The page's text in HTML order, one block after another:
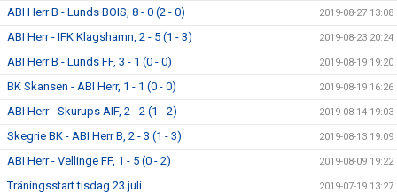
ABI Herr B - Lunds BOIS, 8 - 0 (2 - 0) 2019-08-27 13:08
ABI Herr - IFK Klagshamn, 2 - 5 (1 - 3) 2019-08-23 20:24
ABI Herr B - Lunds FF, 3 - 1 (0 - 0) 2019-08-19 19:20
BK Skansen - ABI Herr, 1 - 1 (0 - 0) 2019-08-19 16:26
ABI Herr - Skurups AIF, 2 - 2 (1 - 2) 2019-08-14 19:03
Skegrie BK - ABI Herr B, 2 - 3 (1 - 3) 2019-08-13 19:09
ABI Herr - Vellinge FF, 1 - 5 (0 - 2) 2019-08-09 19:22
Träningsstart tisdag 23 juli. 2019-07-19 13:27